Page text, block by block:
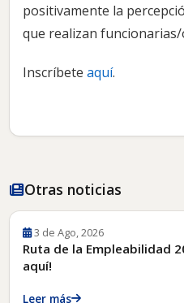
positivamente la
que realizan
Inscríbete aquí.
Otras noticias
3 de Ago, 2026
Ruta de la Empleabilidad
aquí!
Leer más